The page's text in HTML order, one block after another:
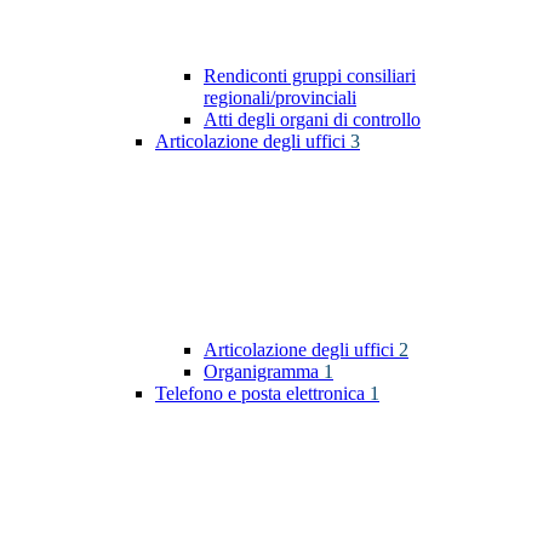
Rendiconti gruppi consiliari
regionali/provinciali
Atti degli organi di controllo
Articolazione degli uffici 3
Articolazione degli uffici 2
Organigramma 1
Telefono e posta elettronica 1